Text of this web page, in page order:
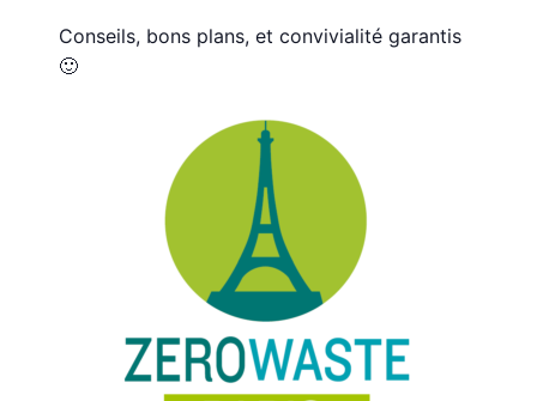
Conseils, bons plans, et convivialité garantis
🙂